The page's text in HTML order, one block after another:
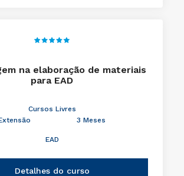
na elaboração de materiais
para EAD
Cursos Livres
3 Meses
EAD
Detalhes do curso